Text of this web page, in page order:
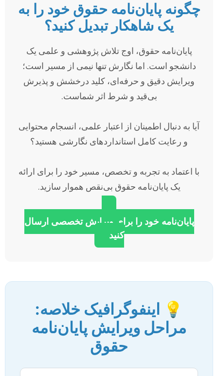
چگونه پایان‌نامه حقوق خود را به
یک شاهکار تبدیل کنید؟
پایان‌نامه حقوق، اوج تلاش پژوهشی و علمی یک
دانشجو است. اما نگارش تنها نیمی از مسیر است؛
ویرایش دقیق و حرفه‌ای، کلید درخشش و پذیرش
بی‌قید و شرط اثر شماست.
آیا به دنبال اطمینان از اعتبار علمی، انسجام محتوایی
و رعایت کامل استانداردهای نگارشی هستید؟
با اعتماد به تجربه و تخصص، مسیر خود را برای ارائه
یک پایان‌نامه حقوق بی‌نقص هموار سازید.
پایان‌نامه خود را برای ویرایش تخصصی ارسال
کنید
💡 اینفوگرافیک خلاصه:
مراحل ویرایش پایان‌نامه
حقوق